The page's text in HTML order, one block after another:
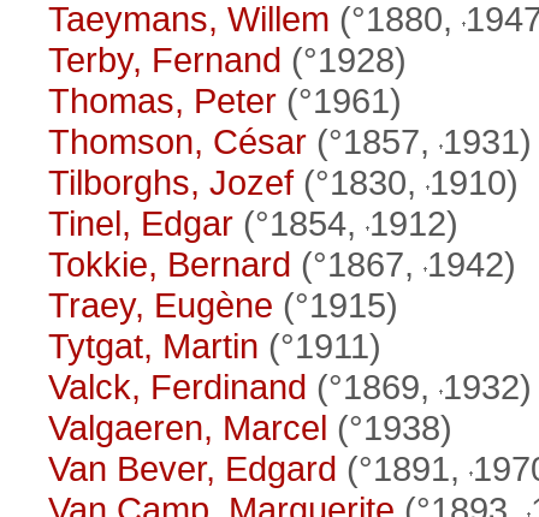
Taeymans, Willem (°1880,
Terby, Fernand (°1928)
Thomas, Peter (°1961)
Thomson, César (°1857, 1931)
Tilborghs, Jozef(°1830, 1910)
Tinel, Edgar (°1854, 1912)
Tokkie, Bernard (°1867, 1942)
Traey, Eugène (°1915)
Tytgat, Martin (°1911)
Valck, Ferdinand (°1869, 1932)
Valgaeren, Marcel (°1938)
Van Bever, Edgard (°1891,